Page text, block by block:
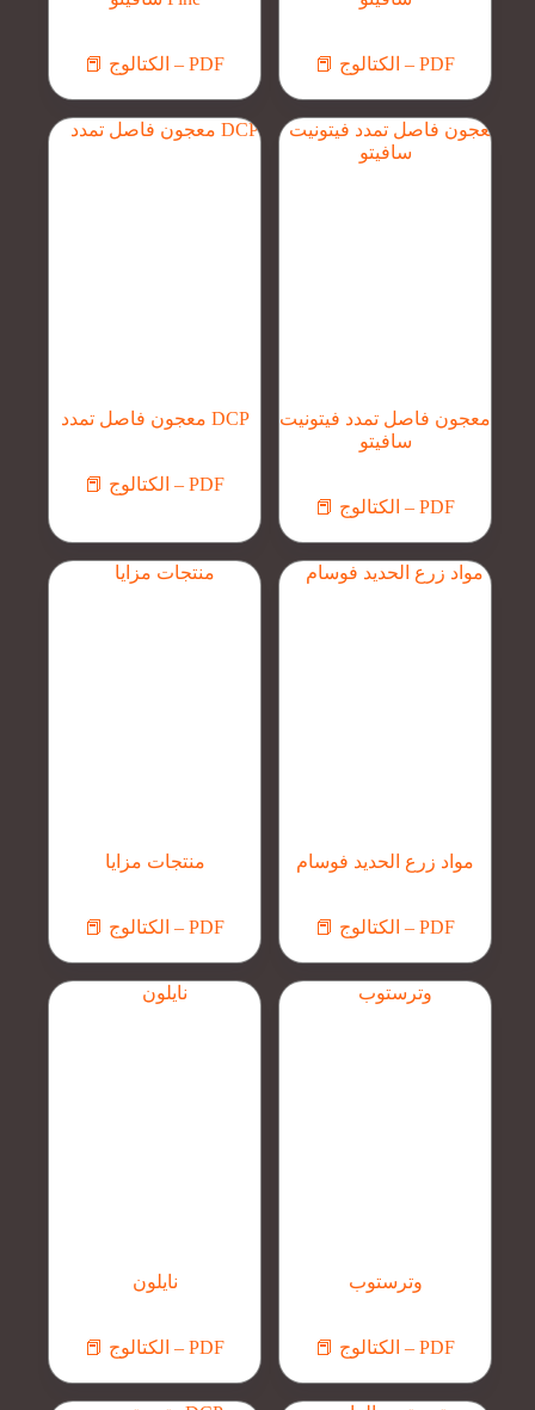
📕 الكتالوج – PDF 📕 الكتالوج – PDF
معجون فاصل تمدد DCP
📕 الكتالوج – PDF
معجون فاصل تمدد فيتونيت
سافيتو
📕 الكتالوج – PDF
منتجات مزايا
📕 الكتالوج – PDF
مواد زرع الحديد فوسام
📕 الكتالوج – PDF
نايلون
📕 الكتالوج – PDF
وترستوب
📕 الكتالوج – PDF